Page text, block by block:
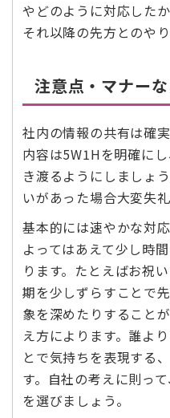
やどのように対応した
それ以降の先方とのや
注意点・マナー
社内の情報の共有は確
内容は5W1Hを明確に
き渡るようにしましょ
いがあった場合大変失
基本的には速やかな対
よってはあえて少し時
ります。たとえばお祝
期を少しずらすことで
象を深めたりすること
え方によります。誰よ
とで気持ちを表現する
す。自社の考えに則っ
を選びましょう。